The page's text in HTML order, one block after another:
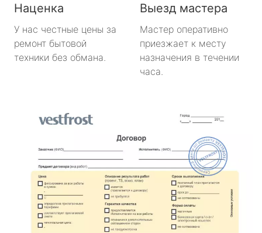
Наценка
У нас честные цены за
ремонт бытовой
техники без обмана.
Выезд мастера
Мастер оперативно
приезжает к месту
назначения в течении
часа.